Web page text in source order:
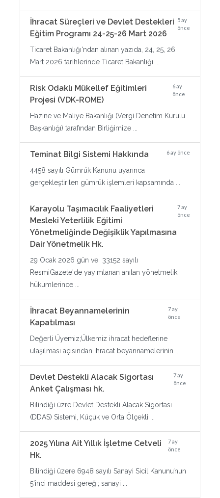
İhracat Süreçleri ve Devlet Destekleri
Eğitim Programı 24-25-26 Mart 2026
5 ay
önce
Ticaret Bakanlığı'ndan alınan yazıda, 24, 25, 26
Mart 2026 tarihlerinde Ticaret Bakanlığı ...
Risk Odaklı Mükellef Eğitimleri
Projesi (VDK-ROME)
6 ay
önce
Hazine ve Maliye Bakanlığı (Vergi Denetim Kurulu
Başkanlığı) tarafından Birliğimize ...
Teminat Bilgi Sistemi Hakkında 6 ay önce
4458 sayılı Gümrük Kanunu uyarınca
gerçekleştirilen gümrük işlemleri kapsamında ...
Karayolu Taşımacılık Faaliyetleri
Mesleki Yeterlilik Eğitimi
Yönetmeliğinde Değişiklik Yapılmasına
Dair Yönetmelik Hk.
7 ay
önce
29 Ocak 2026 gün ve 33152 sayılı
ResmiGazete'de yayımlanan anılan yönetmelik
hükümlerince ...
İhracat Beyannamelerinin
Kapatılması
7 ay
önce
Değerli Üyemiz;Ülkemiz ihracat hedeflerine
ulaşılması açısından ihracat beyannamelerinin ...
Devlet Destekli Alacak Sigortası
Anket Çalışması hk.
7 ay
önce
Bilindiği üzre Devlet Destekli Alacak Sigortası
(DDAS) Sistemi, Küçük ve Orta Ölçekli ...
2025 Yılına Ait Yıllık İşletme Cetveli
Hk.
7 ay
önce
Bilindiği üzere 6948 sayılı Sanayi Sicil Kanunu’nun
5’inci maddesi gereği; sanayi ...